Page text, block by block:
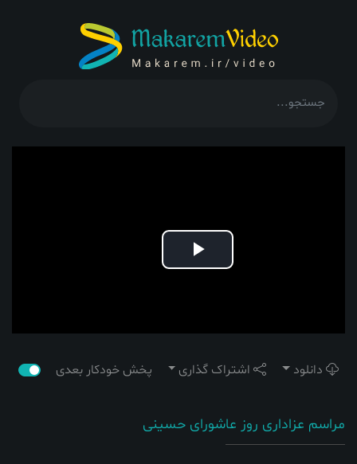
Play
دانلود اشتراک گذاری پخش خودکار بعدی
مراسم عزاداری روز عاشورای حسینی